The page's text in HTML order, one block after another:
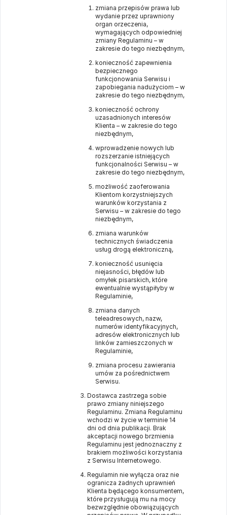
zmiana przepisów prawa lub
wydanie przez uprawniony
organ orzeczenia,
wymagających odpowiedniej
zmiany Regulaminu – w
zakresie do tego niezbędnym,
konieczność zapewnienia
bezpiecznego
funkcjonowania Serwisu i
zapobiegania nadużyciom – w
zakresie do tego niezbędnym,
konieczność ochrony
uzasadnionych interesów
Klienta – w zakresie do tego
niezbędnym,
wprowadzenie nowych lub
rozszerzanie istniejących
funkcjonalności Serwisu – w
zakresie do tego niezbędnym,
możliwość zaoferowania
Klientom korzystniejszych
warunków korzystania z
Serwisu – w zakresie do tego
niezbędnym,
zmiana warunków
technicznych świadczenia
usług drogą elektroniczną,
konieczność usunięcia
niejasności, błędów lub
omyłek pisarskich, które
ewentualnie wystąpiłyby w
Regulaminie,
zmiana danych
teleadresowych, nazw,
numerów identyfikacyjnych,
adresów elektronicznych lub
linków zamieszczonych w
Regulaminie,
zmiana procesu zawierania
umów za pośrednictwem
Serwisu.
Dostawca zastrzega sobie
prawo zmiany niniejszego
Regulaminu. Zmiana Regulaminu
wchodzi w życie w terminie 14
dni od dnia publikacji. Brak
akceptacji nowego brzmienia
Regulaminu jest jednoznaczny z
brakiem możliwości korzystania
z Serwisu Internetowego.
Regulamin nie wyłącza oraz nie
ogranicza żadnych uprawnień
Klienta będącego konsumentem,
które przysługują mu na mocy
bezwzględnie obowiązujących